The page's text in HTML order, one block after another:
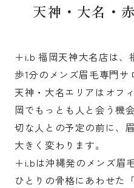
天神・大名・
＋i.b 福岡天神大名店は
歩1分のメンズ眉毛専門サ
天神・大名エリアはオフ
岡でもっとも人と会う機
切な人との予定の前に、
大きく変わります。
＋i.bは沖縄発のメンズ眉
ひとりの骨格にあわせた